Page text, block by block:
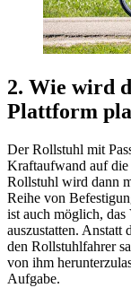
2. Wie wird
Plattform
Der Rollstuhl mit
Kraftaufwand auf die
Rollstuhl wird dann
Reihe von
ist auch möglich,
auszustatten. Anstatt
den Rollstuhlfahrer
von ihm
Aufgabe.